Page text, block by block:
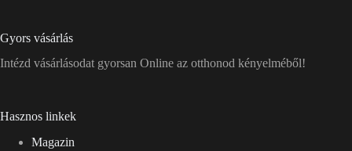
Gyors vásárlás
Intézd vásárlásodat gyorsan Online az otthonod kényelméből!
Hasznos linkek
Magazin